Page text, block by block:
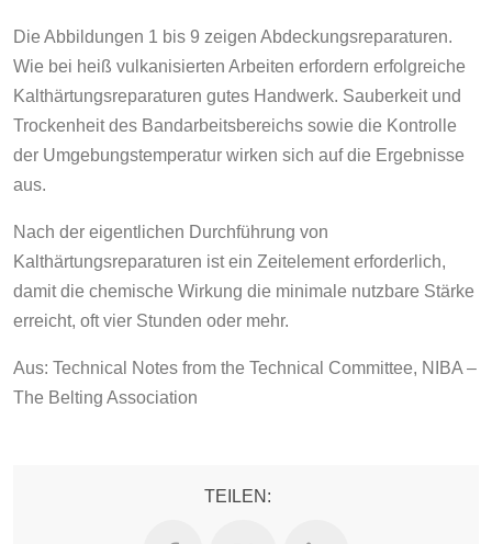
Die Abbildungen 1 bis 9 zeigen Abdeckungsreparaturen.
Wie bei heiß vulkanisierten Arbeiten erfordern erfolgreiche
Kalthärtungsreparaturen gutes Handwerk. Sauberkeit und
Trockenheit des Bandarbeitsbereichs sowie die Kontrolle
der Umgebungstemperatur wirken sich auf die Ergebnisse
aus.
Nach der eigentlichen Durchführung von
Kalthärtungsreparaturen ist ein Zeitelement erforderlich,
damit die chemische Wirkung die minimale nutzbare Stärke
erreicht, oft vier Stunden oder mehr.
Aus: Technical Notes from the Technical Committee, NIBA –
The Belting Association
TEILEN: